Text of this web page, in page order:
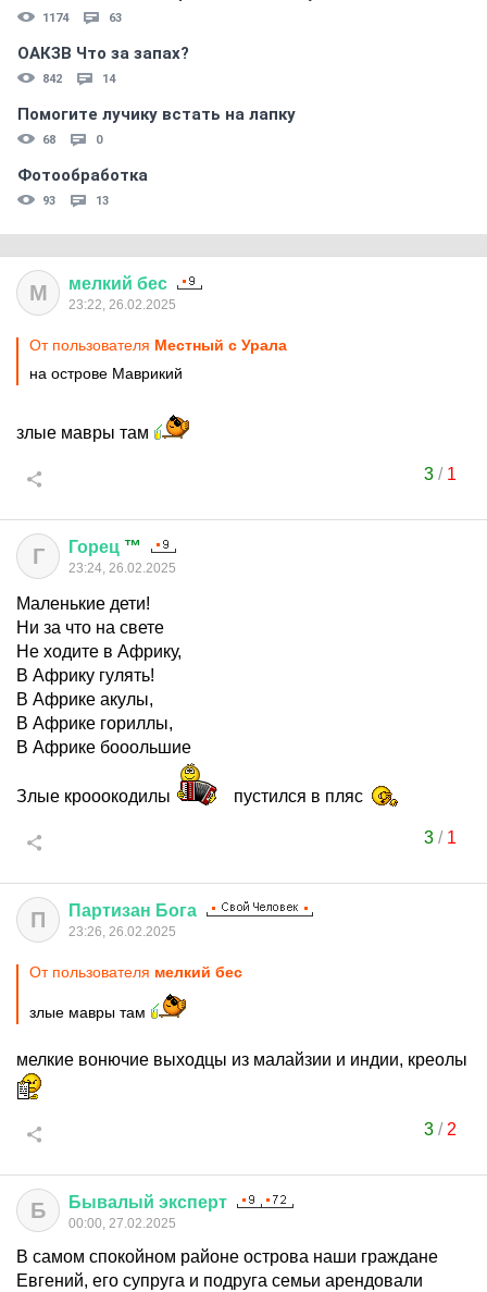
1174 63
ОАКЗВ Что за запах?
842 14
Помогите лучику встать на лапку
68 0
Фотообработка
93 13
М мелкий бес
23:22, 26.02.2025
От пользователя Местный с Урала
на острове Маврикий
злые мавры там
3/ 1
Г Горец ™
23:24, 26.02.2025
Маленькие дети!
Ни за что на свете
Не ходите в Африку,
В Африку гулять!
В Африке акулы,
В Африке гориллы,
В Африке бооольшие
Злые крооокодилы пустился в пляс
3/ 1
П Партизан Бога
23:26, 26.02.2025
От пользователя мелкий бес
злые мавры там
мелкие вонючие выходцы из малайзии и индии, креолы
3/ 2
Б Бывалый эксперт
00:00, 27.02.2025
В самом спокойном районе острова наши граждане
Евгений, его супруга и подруга семьи арендовали